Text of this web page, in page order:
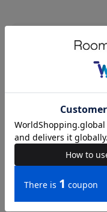
SPIRALGIRL
WOMENS
素材
レーヨン-
中国
送料
605 円 (税込
返品特約
64523124